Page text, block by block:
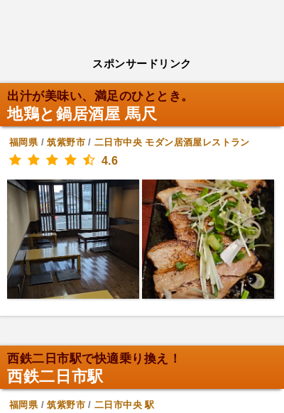
スポンサードリンク
出汁が美味い、満足のひととき。
地鶏と鍋居酒屋 馬尺
福岡県/筑紫野市/二日市中央 モダン居酒屋レストラン
4.6
西鉄二日市駅で快適乗り換え！
西鉄二日市駅
福岡県/筑紫野市/二日市中央 駅